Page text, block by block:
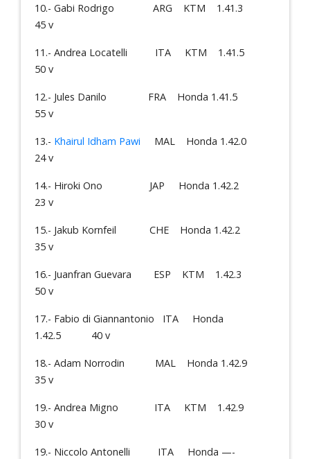
10.- Gabi Rodrigo ARG KTM 1.41.3
45 v
11.- Andrea Locatelli ITA KTM 1.41.5
50 v
12.- Jules Danilo FRA Honda 1.41.5
55 v
13.- Khairul Idham Pawi MAL Honda 1.42.0
24 v
14.- Hiroki Ono JAP Honda 1.42.2
23 v
15.- Jakub Kornfeil CHE Honda 1.42.2
35 v
16.- Juanfran Guevara ESP KTM 1.42.3
50 v
17.- Fabio di Giannantonio ITA Honda
1.42.5 40 v
18.- Adam Norrodin MAL Honda 1.42.9
35 v
19.- Andrea Migno ITA KTM 1.42.9
30 v
19.- Niccolo Antonelli ITA Honda —-